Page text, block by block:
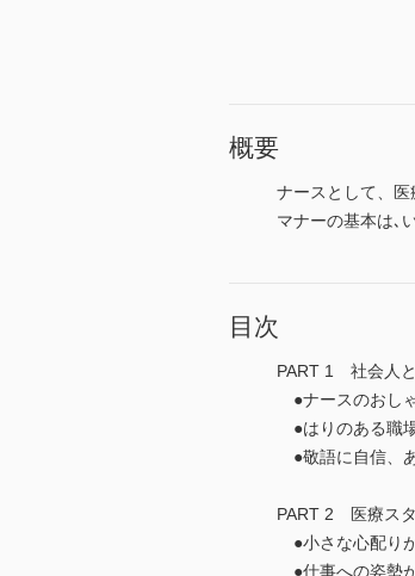
概要
ナースとして、医
マナーの基本は､
目次
PART 1 社会人
●ナースのおし
●はりのある職
●敬語に自信、
PART 2 医療ス
●小さな心配り
●仕事への姿勢